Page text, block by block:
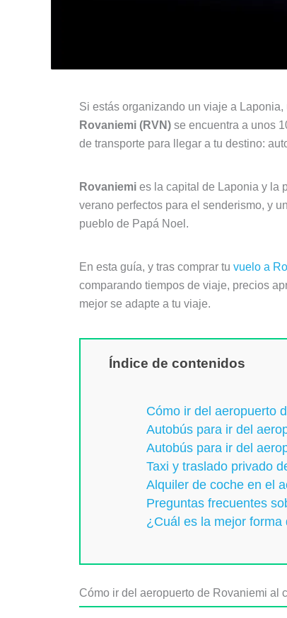
Si estás organizando un viaje a
Rovaniemi (RVN) se encuentra a unos
de transporte para llegar a tu destino:
Rovaniemi es la capital de Laponia y la
verano perfectos para el senderismo, y
pueblo de Papá Noel.
En esta guía, y tras comprar tu vuelo a
comparando tiempos de viaje, precios
mejor se adapte a tu viaje.
Índice de contenidos
Cómo ir del aeropuerto
Autobús para ir del
Autobús para ir del
Taxi y traslado privado
Alquiler de coche en el
Preguntas frecuentes
¿Cuál es la mejor
Cómo ir del aeropuerto de Rovaniemi al